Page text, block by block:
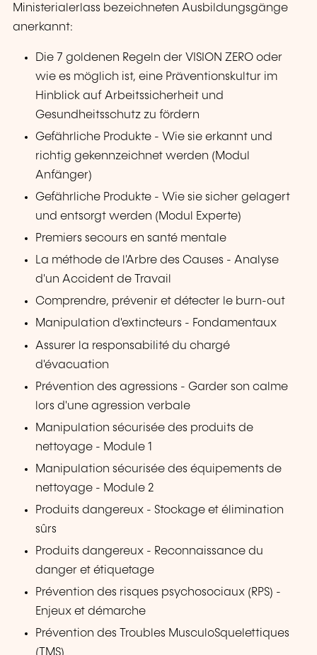
Ministerialerlass bezeichneten Ausbildungsgänge
anerkannt:
Die 7 goldenen Regeln der VISION ZERO oder
wie es möglich ist, eine Präventionskultur im
Hinblick auf Arbeitssicherheit und
Gesundheitsschutz zu fördern
Gefährliche Produkte - Wie sie erkannt und
richtig gekennzeichnet werden (Modul
Anfänger)
Gefährliche Produkte - Wie sie sicher gelagert
und entsorgt werden (Modul Experte)
Premiers secours en santé mentale
La méthode de l'Arbre des Causes - Analyse
d'un Accident de Travail
Comprendre, prévenir et détecter le burn-out
Manipulation d'extincteurs - Fondamentaux
Assurer la responsabilité du chargé
d'évacuation
Prévention des agressions - Garder son calme
lors d'une agression verbale
Manipulation sécurisée des produits de
nettoyage - Module 1
Manipulation sécurisée des équipements de
nettoyage - Module 2
Produits dangereux - Stockage et élimination
sûrs
Produits dangereux - Reconnaissance du
danger et étiquetage
Prévention des risques psychosociaux (RPS) -
Enjeux et démarche
Prévention des Troubles MusculoSquelettiques
(TMS)